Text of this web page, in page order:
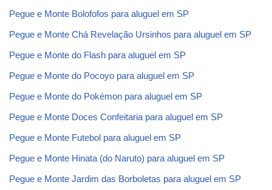
Pegue e Monte Bolofofos para aluguel em SP
Pegue e Monte Chá Revelação Ursinhos para aluguel em SP
Pegue e Monte do Flash para aluguel em SP
Pegue e Monte do Pocoyo para aluguel em SP
Pegue e Monte do Pokémon para aluguel em SP
Pegue e Monte Doces Confeitaria para aluguel em SP
Pegue e Monte Futebol para aluguel em SP
Pegue e Monte Hinata (do Naruto) para aluguel em SP
Pegue e Monte Jardim das Borboletas para aluguel em SP